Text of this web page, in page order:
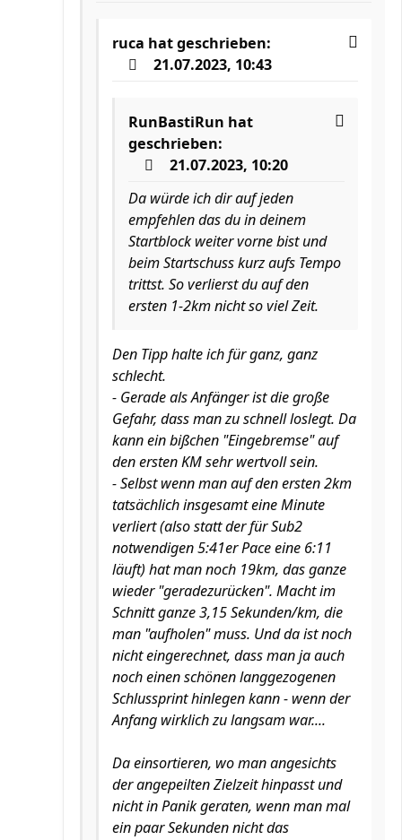
ruca hat geschrieben:
21.07.2023, 10:43
RunBastiRun hat
geschrieben:
21.07.2023, 10:20
Da würde ich dir auf jeden
empfehlen das du in deinem
Startblock weiter vorne bist und
beim Startschuss kurz aufs Tempo
trittst. So verlierst du auf den
ersten 1-2km nicht so viel Zeit.
Den Tipp halte ich für ganz, ganz
schlecht.
- Gerade als Anfänger ist die große
Gefahr, dass man zu schnell loslegt. Da
kann ein bißchen "Eingebremse" auf
den ersten KM sehr wertvoll sein.
- Selbst wenn man auf den ersten 2km
tatsächlich insgesamt eine Minute
verliert (also statt der für Sub2
notwendigen 5:41er Pace eine 6:11
läuft) hat man noch 19km, das ganze
wieder "geradezurücken". Macht im
Schnitt ganze 3,15 Sekunden/km, die
man "aufholen" muss. Und da ist noch
nicht eingerechnet, dass man ja auch
noch einen schönen langgezogenen
Schlussprint hinlegen kann - wenn der
Anfang wirklich zu langsam war....
Da einsortieren, wo man angesichts
der angepeilten Zielzeit hinpasst und
nicht in Panik geraten, wenn man mal
ein paar Sekunden nicht das